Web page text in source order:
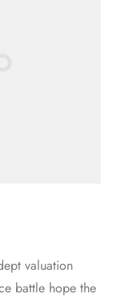
valuation
battle hope the